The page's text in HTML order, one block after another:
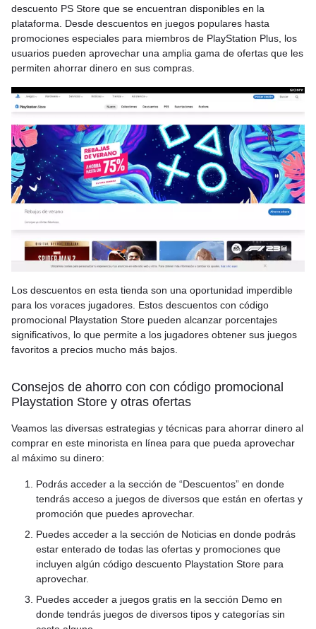
descuento PS Store que se encuentran disponibles en la
plataforma. Desde descuentos en juegos populares hasta
promociones especiales para miembros de PlayStation Plus, los
usuarios pueden aprovechar una amplia gama de ofertas que les
permiten ahorrar dinero en sus compras.
Los descuentos en esta tienda son una oportunidad imperdible
para los voraces jugadores. Estos descuentos con código
promocional Playstation Store pueden alcanzar porcentajes
significativos, lo que permite a los jugadores obtener sus juegos
favoritos a precios mucho más bajos.
Consejos de ahorro con con código promocional
Playstation Store y otras ofertas
Veamos las diversas estrategias y técnicas para ahorrar dinero al
comprar en este minorista en línea para que pueda aprovechar
al máximo su dinero:
Podrás acceder a la sección de “Descuentos” en donde
tendrás acceso a juegos de diversos que están en ofertas y
promoción que puedes aprovechar.
Puedes acceder a la sección de Noticias en donde podrás
estar enterado de todas las ofertas y promociones que
incluyen algún código descuento Playstation Store para
aprovechar.
Puedes acceder a juegos gratis en la sección Demo en
donde tendrás juegos de diversos tipos y categorías sin